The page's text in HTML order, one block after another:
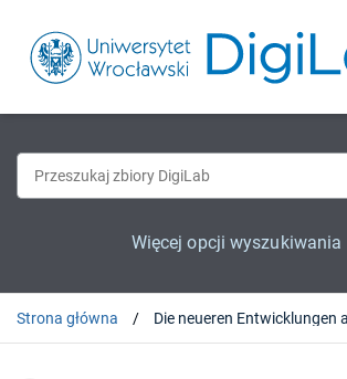
Więcej opcji wyszukiwania
Strona główna